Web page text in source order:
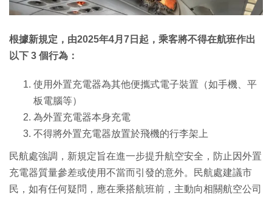
根據新規定，由2025年4月7日起，乘客將不得在航班作出
以下 3 個行為：
使用外置充電器為其他便攜式電子裝置（如手機、平
板電腦等）
為外置充電器本身充電
不得將外置充電器放置於飛機的行李架上
民航處強調，新規定旨在進一步提升航空安全，防止因外置
充電器質量參差或使用不當而引發的意外。民航處建議市
民，如有任何疑問，應在乘搭航班前，主動向相關航空公司